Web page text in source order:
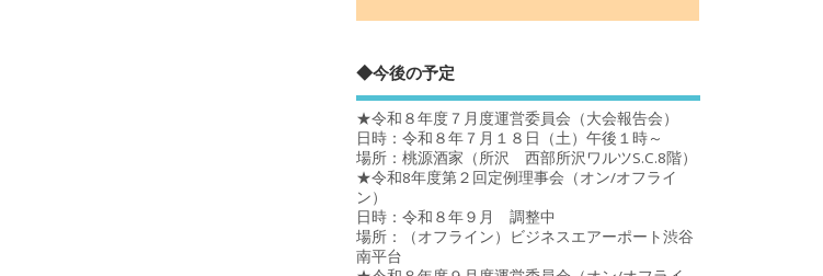
◆今後の予定
★令和８年度７月度運営委員会（大会報告会）
日時：令和８年７月１８日（土）午後１時～
場所：桃源酒家（所沢 西部所沢ワルツS.C.8階）
★令和8年度第２回定例理事会（オン/オフライ
ン）
日時：令和８年９月 調整中
場所：（オフライン）ビジネスエアーポート渋谷
南平台